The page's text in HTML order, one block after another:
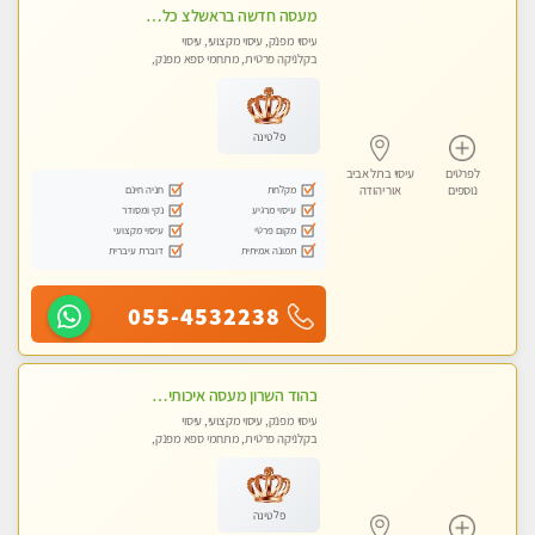
לפרטים
נוספים
עיסוי בתל אביב
אור יהודה
מעסה חדשה בראשלצ כל סוגי העיסויים מעסה מקצועית ואיכותית פרטי!!!
עיסוי מפנק, עיסוי מקצועי, עיסוי
בקלניקה פרטית, מתחמי ספא מפנק,
פלטינה
מקלחת
חניה חינם
עיסוי מרגיע
נקי ומסודר
מקום פרטי
עיסוי מקצועי
תמונה אמיתית
דוברת עיברית
055-4532238
בהוד השרון מעסה איכותית מקצועית ומפנקת מאוד
עיסוי מפנק, עיסוי מקצועי, עיסוי
בקלניקה פרטית, מתחמי ספא מפנק,
פלטינה